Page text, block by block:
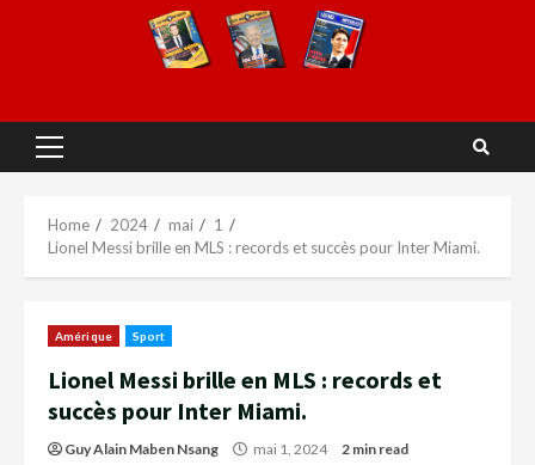
Home 2024 mai
1
Lionel Messi brille en MLS : records et succès pour Inter Miami.
Amérique Sport
Lionel Messi brille en MLS : records et
succès pour Inter Miami.
Guy Alain Maben Nsang mai 1, 2024 2 min read